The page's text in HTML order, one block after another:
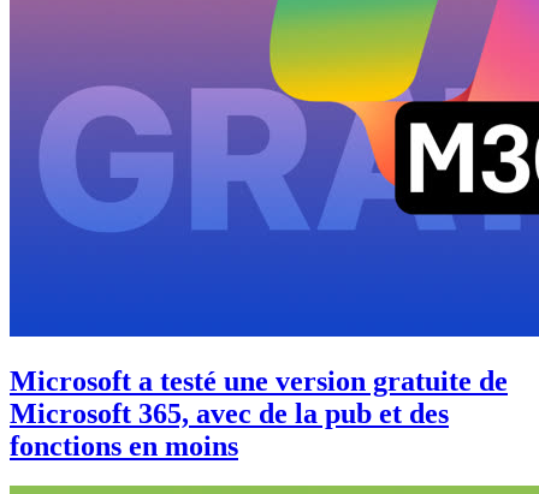
Microsoft a testé une version gratuite de
Microsoft 365, avec de la pub et des
fonctions en moins